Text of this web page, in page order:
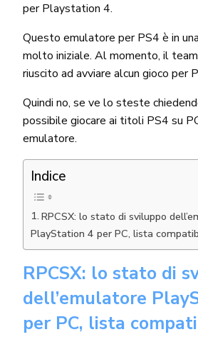
per Playstation 4.
Questo emulatore per PS4 è in
molto iniziale. Al momento, il team
riuscito ad avviare alcun gioco per
Quindi no, se ve lo steste
possibile giocare ai titoli PS4 su
emulatore.
Indice
RPCSX: lo stato di sviluppo
PlayStation 4 per PC, lista
RPCSX: lo stato di
dell’emulatore
per PC, lista